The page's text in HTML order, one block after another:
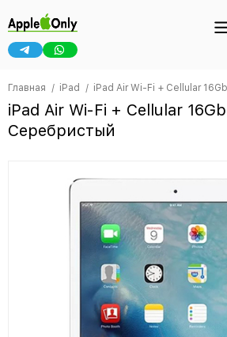
Главная iPad iPad Air Wi-Fi + Cellular
iPad Air Wi-Fi + Cellular
Серебристый